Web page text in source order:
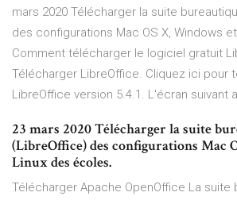
mars 2020 Télécharger la suite
des configurations Mac OS X, Windows
Comment télécharger le logiciel gratuit
Télécharger LibreOffice. Cliquez ici pour
LibreOffice version 5.4.1. L'écran suivant
23 mars 2020 Télécharger la suite
(LibreOffice) des configurations Mac
Linux des écoles.
Télécharger Apache OpenOffice La suite